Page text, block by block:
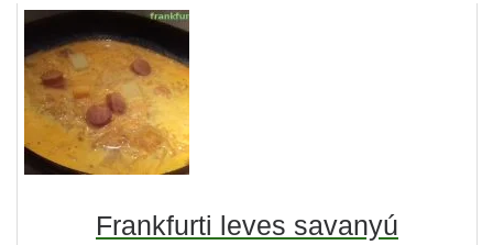
Frankfurti leves savanyú